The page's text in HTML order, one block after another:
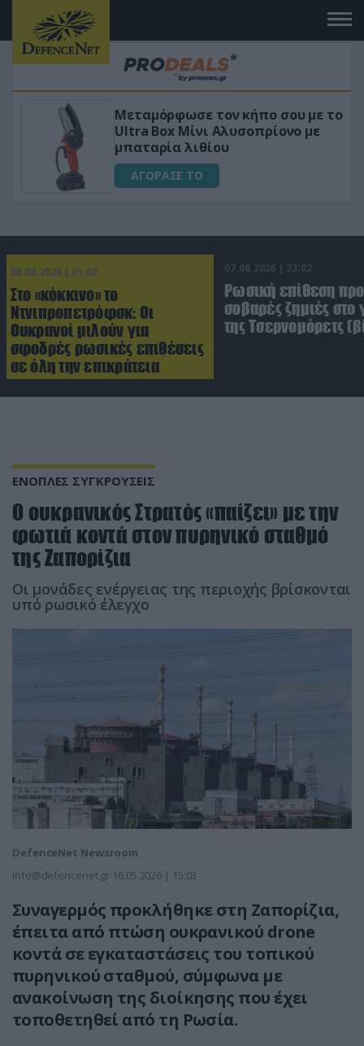
«Μαγική» φόρμουλα τριβόλι + VIP
για αύξηση της λίμπιντο
ΑΓΟΡΑΣΕ ΤΟ
08.08.2026 | 01:02
Στο «κόκκινο» το
Ντνιπροπετρόφσκ: Οι
Ουκρανοί μιλούν για
σφοδρές ρωσικές επιθέσεις
σε όλη την επικράτεια
07.08.2026 | 23:02
Ρωσική επίθεση
σοβαρές ζημιές στο
της Τσερνομόρετς
ΕΝΟΠΛΕΣ ΣΥΓΚΡΟΥΣΕΙΣ
Ο ουκρανικός Στρατός «παίζει» με την
φωτιά κοντά στον πυρηνικό σταθμό
της Ζαπορίζια
Οι μονάδες ενέργειας της περιοχής βρίσκονται
υπό ρωσικό έλεγχο
DefenceNet Newsroom
info@defencenet.gr 16.05.2026 | 15:03
Συναγερμός προκλήθηκε στη Ζαπορίζια,
έπειτα από πτώση ουκρανικού drone
κοντά σε εγκαταστάσεις του τοπικού
πυρηνικού σταθμού, σύμφωνα με
ανακοίνωση της διοίκησης που έχει
τοποθετηθεί από τη Ρωσία.